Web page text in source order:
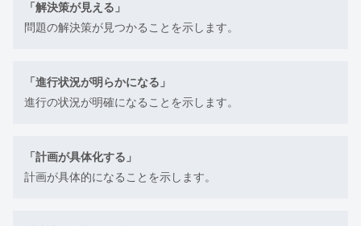
「解決策が見える」
問題の解決策が見つかることを示します。
「進行状況が明らかになる」
進行の状況が明確になることを示します。
「計画が具体化する」
計画が具体的になることを示します。